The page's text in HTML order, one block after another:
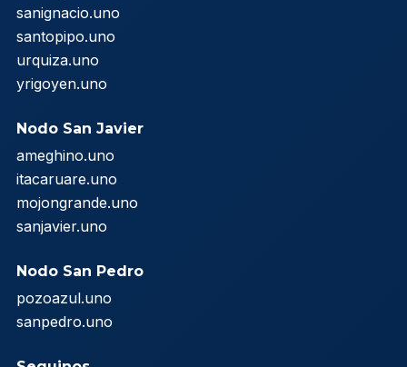
sanignacio.uno
santopipo.uno
urquiza.uno
yrigoyen.uno
Nodo San Javier
ameghino.uno
itacaruare.uno
mojongrande.uno
sanjavier.uno
Nodo San Pedro
pozoazul.uno
sanpedro.uno